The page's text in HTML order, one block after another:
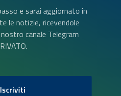
e sarai aggiornato in
le notizie, ricevendole
canale Telegram
Iscriviti